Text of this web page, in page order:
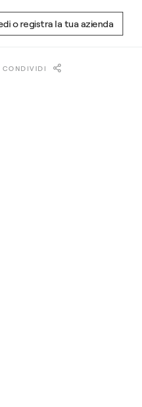
o registra la tua azienda
CONDIVIDI